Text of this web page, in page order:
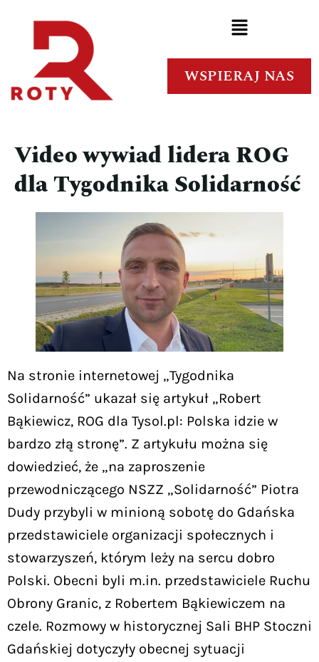
WSPIERAJ NAS
Video wywiad lidera ROG
dla Tygodnika Solidarność
Na stronie internetowej „Tygodnika
Solidarność” ukazał się artykuł „Robert
Bąkiewicz, ROG dla Tysol.pl: Polska idzie w
bardzo złą stronę”. Z artykułu można się
dowiedzieć, że „na zaproszenie
przewodniczącego NSZZ „Solidarność” Piotra
Dudy przybyli w minioną sobotę do Gdańska
przedstawiciele organizacji społecznych i
stowarzyszeń, którym leży na sercu dobro
Polski. Obecni byli m.in. przedstawiciele Ruchu
Obrony Granic, z Robertem Bąkiewiczem na
czele. Rozmowy w historycznej Sali BHP Stoczni
Gdańskiej dotyczyły obecnej sytuacji